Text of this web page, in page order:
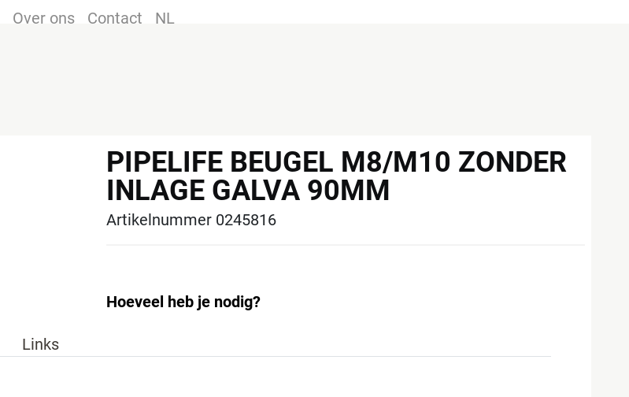
Over ons Contact
NL
PIPELIFE BEUGEL M8/M10 ZONDER
INLAGE GALVA 90MM
Artikelnummer 0245816
Hoeveel heb je nodig?
Links